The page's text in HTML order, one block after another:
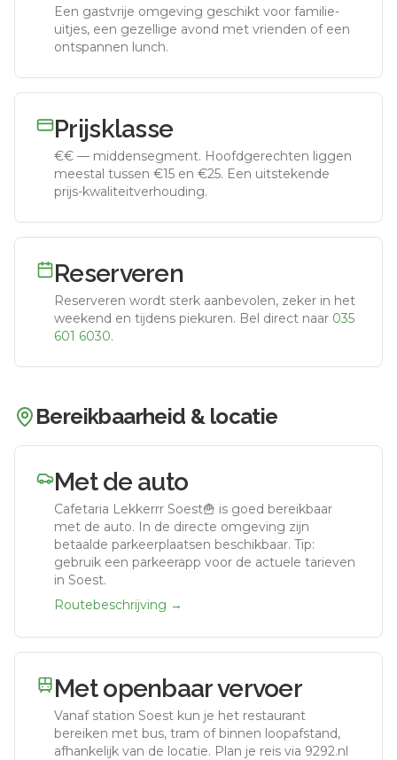
Een gastvrije omgeving geschikt voor familie-
uitjes, een gezellige avond met vrienden of een
ontspannen lunch.
Prijsklasse
€€ — middensegment. Hoofdgerechten liggen
meestal tussen €15 en €25. Een uitstekende
prijs-kwaliteitverhouding.
Reserveren
Reserveren wordt sterk aanbevolen, zeker in het
weekend en tijdens piekuren. Bel direct naar 035
601 6030.
Bereikbaarheid & locatie
Met de auto
Cafetaria Lekkerrr Soest🍟 is goed bereikbaar
met de auto. In de directe omgeving zijn
betaalde parkeerplaatsen beschikbaar. Tip:
gebruik een parkeerapp voor de actuele tarieven
in Soest.
Routebeschrijving →
Met openbaar vervoer
Vanaf station Soest kun je het restaurant
bereiken met bus, tram of binnen loopafstand,
afhankelijk van de locatie. Plan je reis via 9292.nl